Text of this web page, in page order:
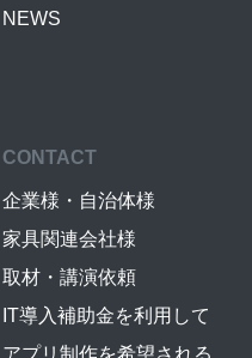
NEWS
CONTACT
企業様・自治体様
家具関連会社様
取材・講演依頼
IT導入補助金を利用して
アプリ制作を希望される